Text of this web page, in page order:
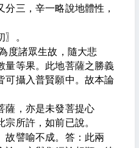
三，辛一略說地體性，
〗
。
度諸眾生故，隨大悲
量等果。此地菩薩之勝義
可攝入普賢願中。故本論
薩，亦是未發菩提心
所許，如前已說。
故譬喻不成。答：此兩